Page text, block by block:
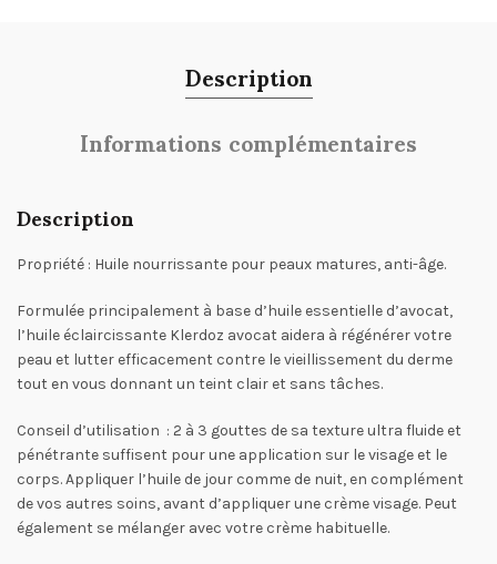
Description
Informations complémentaires
Description
Propriété : Huile nourrissante pour peaux matures, anti-âge.
Formulée principalement à base d’huile essentielle d’avocat,
l’huile éclaircissante Klerdoz avocat aidera à régénérer votre
peau et lutter efficacement contre le vieillissement du derme
tout en vous donnant un teint clair et sans tâches.
Conseil d’utilisation : 2 à 3 gouttes de sa texture ultra fluide et
pénétrante suffisent pour une application sur le visage et le
corps. Appliquer l’huile de jour comme de nuit, en complément
de vos autres soins, avant d’appliquer une crème visage. Peut
également se mélanger avec votre crème habituelle.